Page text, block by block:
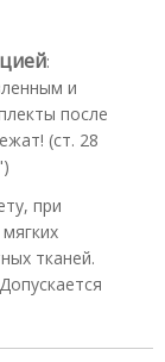
:
и
после
(ст. 28
при
тканей.